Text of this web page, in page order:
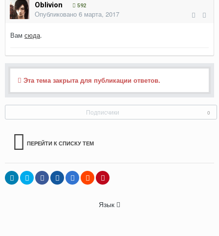
Oblivion 592
Опубликовано 6 марта, 2017
Вам сюда.
Эта тема закрыта для публикации ответов.
Подписчики 0
ПЕРЕЙТИ К СПИСКУ ТЕМ
Язык